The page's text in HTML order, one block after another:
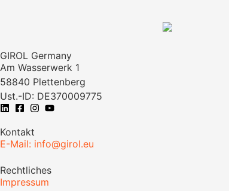
GIROL Germany
Am Wasserwerk 1
58840 Plettenberg
Ust.-ID: DE370009775
Kontakt
E-Mail: info@girol.eu
Rechtliches
Impressum